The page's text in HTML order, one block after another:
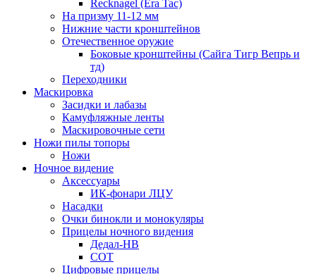
Recknagel (Era Tac)
На призму 11-12 мм
Нижние части кронштейнов
Отечественное оружие
Боковые кронштейны (Сайга Тигр Вепрь и
тд)
Переходники
Маскировка
Засидки и лабазы
Камуфляжные ленты
Маскировочные сети
Ножи пилы топоры
Ножи
Ночное видение
Аксессуары
ИК-фонари ЛЦУ
Насадки
Очки бинокли и монокуляры
Прицелы ночного видения
Дедал-НВ
СОТ
Цифровые прицелы